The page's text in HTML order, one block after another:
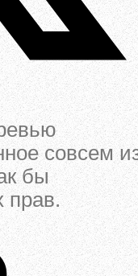
совсем
бы
прав.